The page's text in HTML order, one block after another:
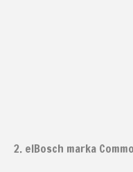
2. elBosch marka